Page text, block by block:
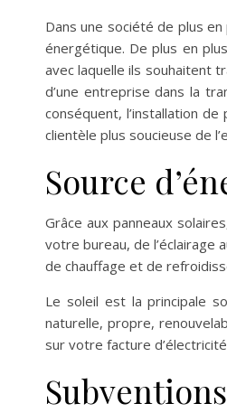
Dans une société de plus
énergétique. De plus en
avec laquelle ils souhaitent
d’une entreprise dans la
conséquent, l’installation
clientèle plus soucieuse de
Source
Grâce aux panneaux
votre bureau, de l’éclairage
de chauffage et de
Le soleil est la principale
naturelle, propre,
sur votre facture
Subventions